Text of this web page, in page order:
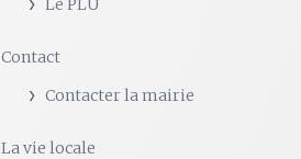
Le PLU
Contact
Contacter la mairie
La vie locale